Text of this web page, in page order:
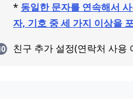
* 동일한 문자를 연속해서
자, 기호 중 세 가지 이상을
친구 추가 설정(연락처 사용